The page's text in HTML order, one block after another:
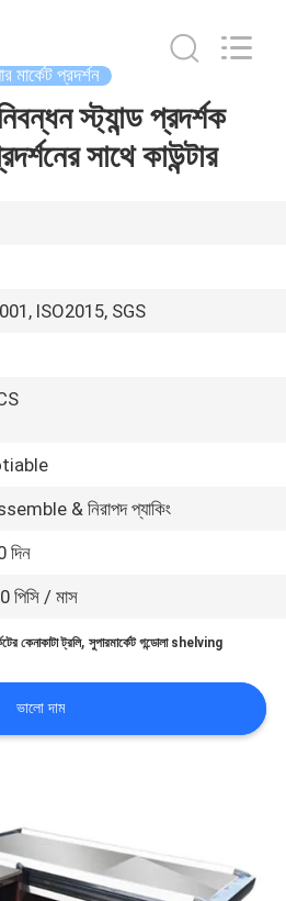
মার্কেট প্রদর্শন
স্ট্যান্ড প্রদর্শক
সাথে কাউন্টার
ISO2015, SGS
& নিরাপদ প্যাকিং
দিন
পিসি / মাস
কেনাকাটা ট্রলি,সুপারমার্কেট গন্ডোলা shelving
ভালো দাম